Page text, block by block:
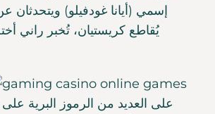
إسمي (أيانا غودفيلو) ويتحدثان
يُقاطع كريستيان، تُخبر راني
على العديد من الرموز البرية